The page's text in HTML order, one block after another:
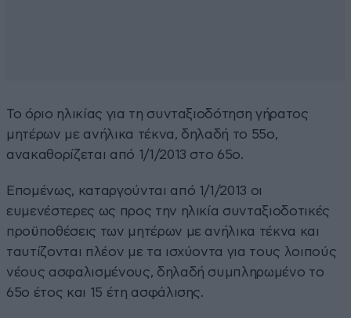
Το όριο ηλικίας για τη συνταξιοδότηση γήρατος
µητέρων µε ανήλικα τέκνα, δηλαδή το 55ο,
ανακαθορίζεται από 1/1/2013 στο 65ο.
Εποµένως, καταργούνται από 1/1/2013 οι
ευµενέστερες ως προς την ηλικία συνταξιοδοτικές
προϋποθέσεις των µητέρων µε ανήλικα τέκνα και
ταυτίζονται πλέον µε τα ισχύοντα για τους λοιπούς
νέους ασφαλισµένους, δηλαδή συµπληρωµένο το
65ο έτος και 15 έτη ασφάλισης.